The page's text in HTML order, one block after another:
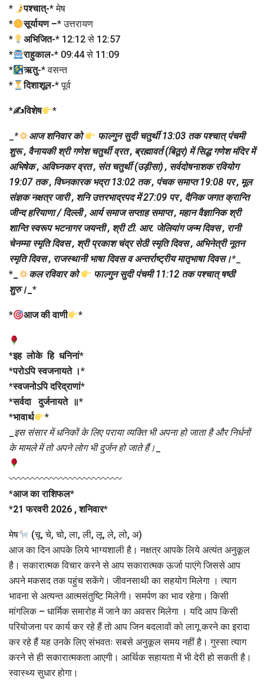
*
पश्चात्-* मेष
*
सूर्यायण –* उत्तरायण
*
अभिजित-* 12:12 से 12:57
*
राहुकाल-* 09:44 से 11:09
*
ऋतु-* वसन्त
*
दिशाशूल-* पूर्व
*✍विशेष *
* आज शनिवार को
फाल्गुन सुदी चतुर्थी 13:03 तक पश्चात् पंचमी
शुरू , वैनायकी श्री गणेश चतुर्थी व्रत , ब्रह्मावर्त (बिठूर) में सिद्ध गणेश मंदिर में
अभिषेक , अविघ्नकर व्रत , संत चतुर्थी (उड़ीसा) , सर्वदोषनाशक रवियोग
19:07 तक , विघ्नकारक भद्रा 13:02 तक , पंचक समाप्त 19:08 पर , मूल
संज्ञक नक्षत्र जारी , शनि उत्तरभाद्रपद में 27:09 पर , दैनिक जगत क्रान्ति
जीन्द हरियाणा / दिल्ली , आर्य समाज सप्ताह समाप्त , महान वैज्ञानिक श्री
शान्ति स्वरूप भटनागर जयन्ती , श्री टी. आर. जेलियांग जन्म दिवस , रानी
चेनम्मा स्मृति दिवस , श्री प्रकाश चंद्र सेठी स्मृति दिवस , अभिनेत्री नूतन
स्मृति दिवस , राजस्थानी भाषा दिवस व अन्तर्राष्ट्रीय मातृभाषा दिवस।*
*
कल रविवार को
फाल्गुन सुदी पंचमी 11:12 तक पश्चात् षष्ठी
शुरु। *
* आज की वाणी *
*इह लोके हि धनिनां*
*परोऽपि स्वजनायते ।*
*स्वजनोऽपि दरिद्राणां*
*सर्वदा दुर्जनायते ॥*
*भावार्थ
*
इस संसार में धनिकों के लिए पराया व्यक्ति भी अपना हो जाता है और निर्धनों
के मामले में तो अपने लोग भी दुर्जन हो जाते हैं।
〰〰〰〰〰〰〰〰〰〰〰〰
*आज का राशिफल*
*21 फरवरी 2026 , शनिवार*
मेष
(चू, चे, चो, ला, ली, लू, ले, लो, अ)
आज का दिन आपके लिये भाग्यशाली है। नक्षत्र आपके लिये अत्यंत अनुकूल
है। सकारात्मक विचार करने से आप सकारात्मक ऊर्जा पाएंगे जिससे आप
अपने मकसद तक पहुंच सकेंगे। जीवनसाथी का सहयोग मिलेगा । त्याग
भावना से अत्यन्त आत्मसंतुष्टि मिलेगी। समर्पण का भाव रहेगा। किसी
मांगलिक – धार्मिक समारोह में जाने का अवसर मिलेगा । यदि आप किसी
परियोजना पर कार्य कर रहे हैं तो आप जिन बदलावों को लागू करने का इरादा
कर रहे हैं यह उनके लिए संभवतः सबसे अनुकूल समय नहीं है। गुस्सा त्याग
करने से ही सकारात्मकता आएगी। आर्थिक सहायता में भी देरी हो सकती है।
स्वास्थ्य सुधार होगा।